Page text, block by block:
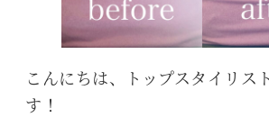
こんにちは、トップスタイリス
す！